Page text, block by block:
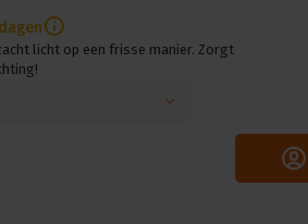
licht op een frisse manier. Zorgt